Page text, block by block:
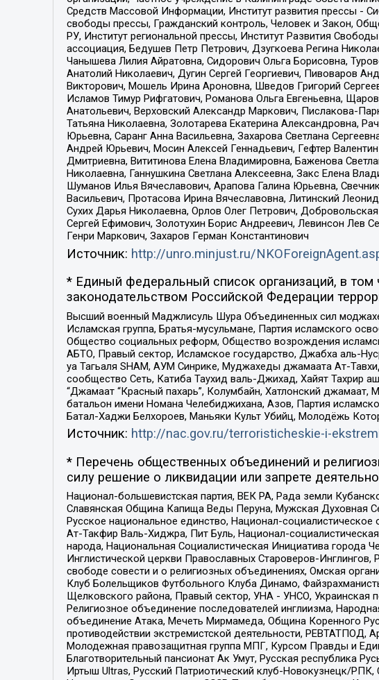
Средств Массовой Информации, Институт развития прессы -
свободы прессы, Гражданский контроль, Человек и Закон,
РУ, Институт региональной прессы, Институт Развития
ассоциация, Бедушев Петр Петрович, Дзугкоева Регина
Чанышева Лилия Айратовна, Сидорович Ольга Борисовна,
Анатолий Николаевич, Дугин Сергей Георгиевич, Пивоваров
Викторович, Мошель Ирина Ароновна, Шведов Григорий
Исламов Тимур Рифгатович, Романова Ольга Евгеньевна,
Анатольевич, Верховский Александр Маркович, Пислакова-
Татьяна Николаевна, Золотарева Екатерина Александровна,
Юрьевна, Саранг Анна Васильевна, Захарова Светлана
Андрей Юрьевич, Мосин Алексей Геннадьевич, Гефтер
Дмитриевна, Вититинова Елена Владимировна, Баженова
Николаевна, Ганнушкина Светлана Алексеевна, Закс Елена
Шуманов Илья Вячеславович, Арапова Галина Юрьевна,
Васильевич, Протасова Ирина Вячеславовна, Литинский
Сухих Дарья Николаевна, Орлов Олег Петрович,
Сергей Ефимович, Золотухин Борис Андреевич, Левинсон Лев
Генри Маркович, Захаров Герман Константинович
Источник: http://unro.minjust.ru/
* Единый федеральный список организаций, в том
законодательством Российской Федерации
Высший военный Маджлисуль Шура Объединенных сил
Исламская группа, Братья-мусульмане, Партия исламского
Общество социальных реформ, Общество возрождения
АБТО, Правый сектор, Исламское государство, Джабха аль-
уа Тагьаля SHAM, АУМ Синрике, Муджахеды джамаата Ат-
сообщество Сеть, Катиба Таухид валь-Джихад, Хайят Тахрир
“Джамаат “Красный пахарь”, Колумбайн, Хатлонский джамаат,
батальон имени Номана Челебиджихана, Азов, Партия
Батал-Хаджи Белхороев, Маньяки Культ Убийц, Молодёжь
Источник: http://nac.gov.ru/terroristicheskie-i-
* Перечень общественных объединений и
силу решение о ликвидации или запрете
Национал-большевистская партия, ВЕК РА, Рада земли
Славянская Община Капища Веды Перуна, Мужская Духовная
Русское национальное единство, Национал-
Ат-Такфир Валь-Хиджра, Пит Буль, Национал-
народа, Национальная Социалистическая Инициатива города
Инглистической церкви Православных Староверов-
свободе совести и о религиозных объединениях, Омская
Клуб Болельщиков Футбольного Клуба Динамо,
Щелковского района, Правый сектор, УНА - УНСО, Украинская
Религиозное объединение последователей инглиизма,
объединение Атака, Мечеть Мирмамеда, Община Коренного
противодействии экстремистской деятельности, РЕВТАТПОД,
Молодежная правозащитная группа МПГ, Курсом Правды и
Благотворительный пансионат Ак Умут, Русская республика
Иртыш Ultras, Русский Патриотический клуб-Новокузнецк/